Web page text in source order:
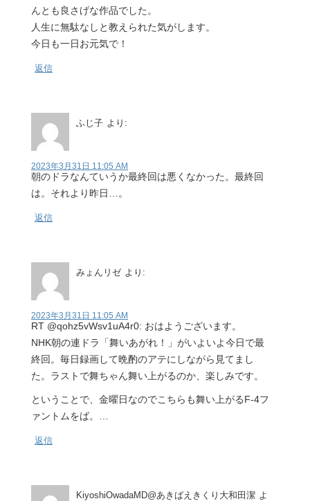
んとも良さげな作品でした。
人生に無駄なしと教えられた気がします。
今日も一日お元気で！
返信
ふじ子 より:
2023年3月31日 11:05 AM
朝のドラなんていうか最終回は悪くなかった。最終回
は。それより昨日…。
返信
みょんリゼ より:
2023年3月31日 11:05 AM
RT @qohz5vWsv1uA4r0: おはようございます。
NHK朝の連ドラ「舞いあがれ！」がいよいよ今日で最
終回。毎日録画して晩酌のアテにしながら見てまし
た。ラストで舞ちゃん舞い上がるのか、楽しみです。
ということで、金曜日なのでこちらも舞い上がるF-4フ
ァントムをば。…
返信
KiyoshiOwadaMD@あきばえきくり大和田潔 よ